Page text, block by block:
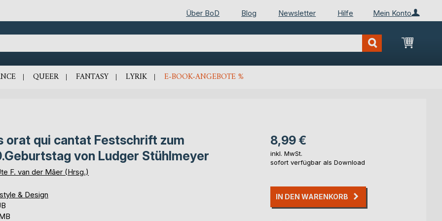
Mein Konto
Über BoD Blog Newsletter Hilfe
Mein
QUEER FANTASY LYRIK E-BOOK-ANGEBOTE %
orat qui cantat Festschrift zum
von Ludger Stühlmeyer
F. van der Mâer (Hrsg.)
& Design
8,99 €
inkl. MwSt.
sofort verfügbar als Download
IN DEN WARENKORB